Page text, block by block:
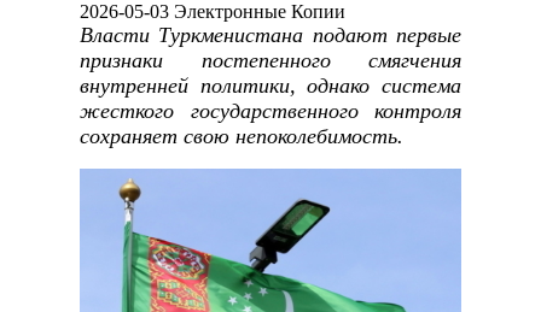
2026-05-03 Электронные Копии
Власти Туркменистана подают первые
признаки постепенного смягчения
внутренней политики, однако система
жесткого государственного контроля
сохраняет свою непоколебимость.